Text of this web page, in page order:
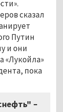
сказал
Путин
и они
«Лукойла»
пока
–